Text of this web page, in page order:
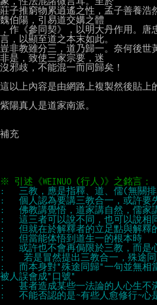
莊子推窮物累逍遙之性，孟子善養浩
魏伯陽，引易道交媾之體
，作《參同契》，以明大丹作用。
言，以顯至道之本末如此。
豈非教雖分三，道乃歸一。奈何後世
非是，致使三家宗要，迷
沒邪歧，不能混一而同歸矣！
這以上內容是由網路上複製然後貼上
紫陽真人是道家南派。
補充
:   而本身對"殊途同歸"一句並無相